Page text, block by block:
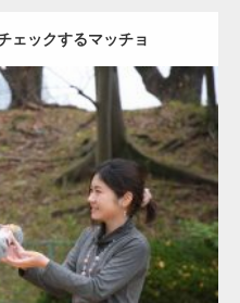
ェックするマッチョ
細マッチョ) 上腕三頭筋